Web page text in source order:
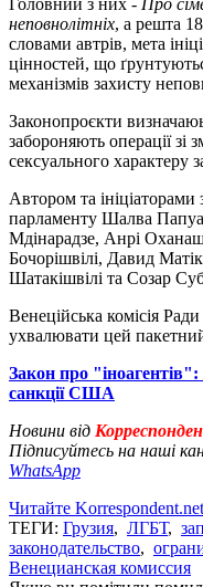
неповнолітніх, а решта
словами автрів, мета
цінностей, що
механізмів захисту
Законопроєкти
забороняють операції зі
сексуального характеру
Автором та ініціаторами
парламенту Шалва
Мдінарадзе, Анрі
Бочорішвілі, Давид
Шатакішвілі та Созар
Венеційська комісія
ухвалювати цей
Закон про "іноагентів":
санкції США
Новини від
Підписуйтесь на наші
WhatsApp
Читайте
ТЕГИ: Грузия, ЛГБТ,
законодательство,
Венецианская комиссия